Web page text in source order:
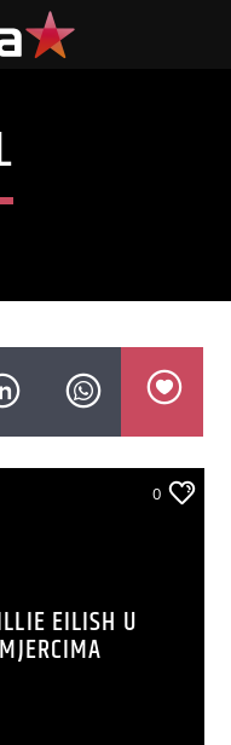
0
EILISH U